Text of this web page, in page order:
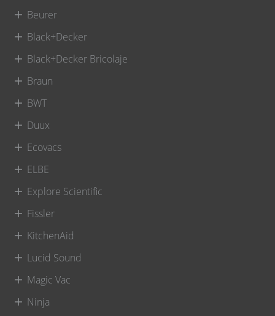
Beurer
Black+Decker
Black+Decker Bricolaje
Braun
BWT
Duux
Ecovacs
ELBE
Explore Scientific
Fissler
KitchenAid
Lucid Sound
Magic Vac
Ninja